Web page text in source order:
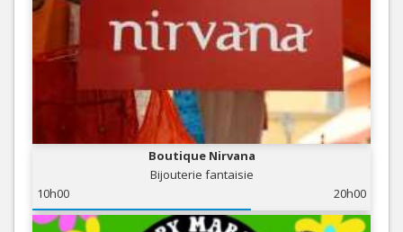
Boutique Nirvana
Bijouterie fantaisie
10h00
20h00